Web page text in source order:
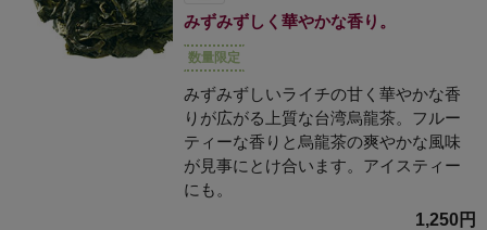
みずみずしく華やかな香り。
数量限定
みずみずしいライチの甘く華やかな香
りが広がる上質な台湾烏龍茶。フルー
ティーな香りと烏龍茶の爽やかな風味
が見事にとけ合います。アイスティー
にも。
1,250円